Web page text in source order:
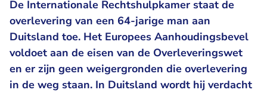
De Internationale Rechtshulpkamer staat de
overlevering van een 64-jarige man aan
Duitsland toe. Het Europees Aanhoudingsbevel
voldoet aan de eisen van de Overleveringswet
en er zijn geen weigergronden die overlevering
in de weg staan. In Duitsland wordt hij verdacht